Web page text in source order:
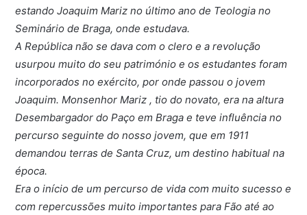
estando Joaquim Mariz no último ano de Teologia no
Seminário de Braga, onde estudava.
A República não se dava com o clero e a revolução
usurpou muito do seu património e os estudantes foram
incorporados no exército, por onde passou o jovem
Joaquim. Monsenhor Mariz , tio do novato, era na altura
Desembargador do Paço em Braga e teve influência no
percurso seguinte do nosso jovem, que em 1911
demandou terras de Santa Cruz, um destino habitual na
época.
Era o início de um percurso de vida com muito sucesso e
com repercussões muito importantes para Fão até ao